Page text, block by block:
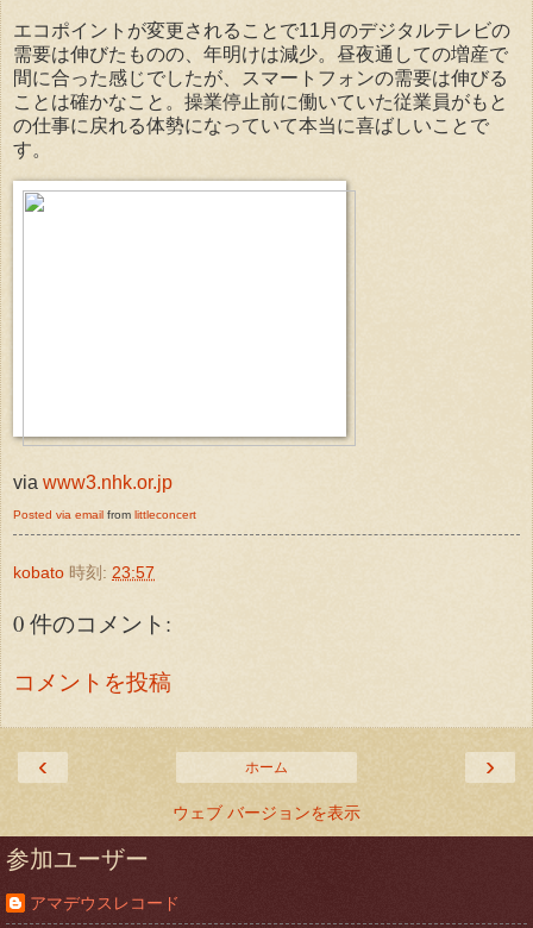
エコポイントが変更されることで11月のデジタルテレビの
需要は伸びたものの、年明けは減少。昼夜通しての増産で
間に合った感じでしたが、スマートフォンの需要は伸びる
ことは確かなこと。操業停止前に働いていた従業員がもと
の仕事に戻れる体勢になっていて本当に喜ばしいことで
す。
via www3.nhk.or.jp
Posted via email from littleconcert
kobato 時刻: 23:57
0 件のコメント:
コメントを投稿
‹ ›
ホーム
ウェブ バージョンを表示
参加ユーザー
アマデウスレコード